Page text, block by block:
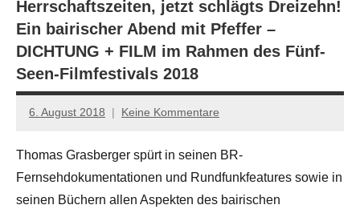
Herrschaftszeiten, jetzt schlägts Dreizehn!
Ein bairischer Abend mit Pfeffer –
DICHTUNG + FILM im Rahmen des Fünf-
Seen-Filmfestivals 2018
6. August 2018
Anton
Leitner
Keine Kommentare
Thomas Grasberger spürt in seinen BR-
Fernsehdokumentationen und Rundfunkfeatures sowie in
seinen Büchern allen Aspekten des bairischen